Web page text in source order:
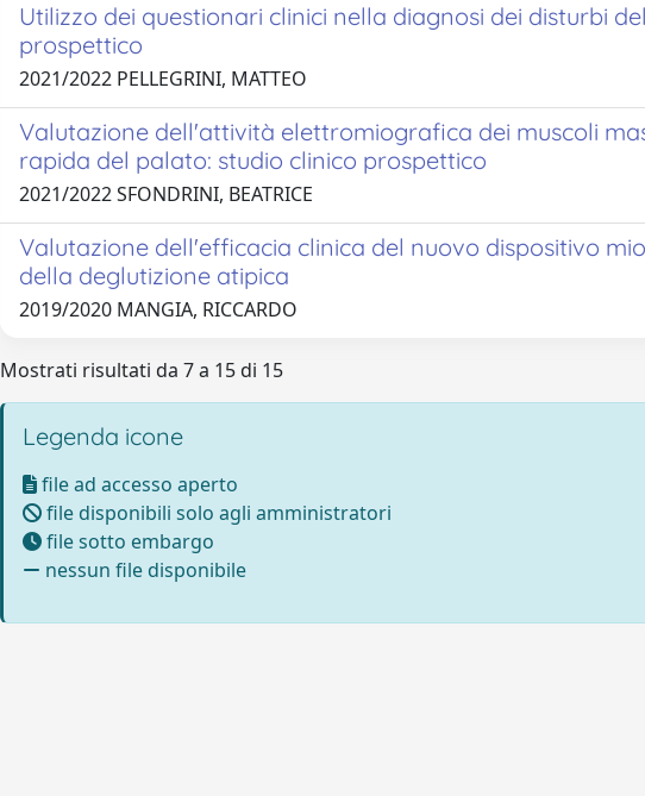
Utilizzo dei questionari clinici nella diagnosi dei disturbi
prospettico
2021/2022 PELLEGRINI, MATTEO
Valutazione dell'attività elettromiografica dei muscoli
rapida del palato: studio clinico prospettico
2021/2022 SFONDRINI, BEATRICE
Valutazione dell'efficacia clinica del nuovo dispositivo
della deglutizione atipica
2019/2020 MANGIA, RICCARDO
Mostrati risultati da 7 a 15 di 15
Legenda icone
file ad accesso aperto
file disponibili solo agli amministratori
file sotto embargo
nessun file disponibile